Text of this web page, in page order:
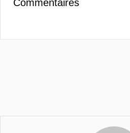
Commentaires